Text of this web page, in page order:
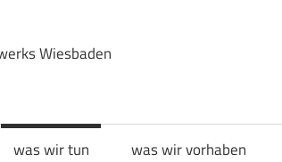
Wiesbaden
was wir tun was wir vorhaben